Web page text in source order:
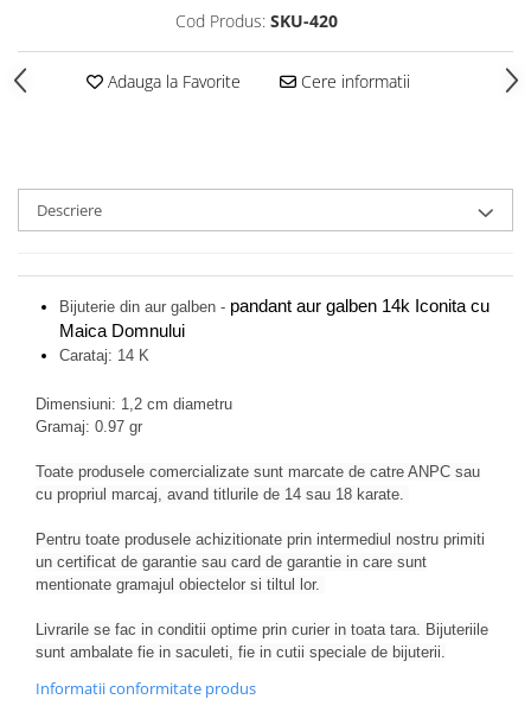
Cod Produs: SKU-420
Adauga la Favorite Cere informatii
Descriere
Bijuterie din aur galben - pandant aur galben 14k Iconita cu
Maica Domnului
Carataj: 14 K
Dimensiuni: 1,2 cm diametru
Gramaj: 0.97 gr
Toate produsele comercializate sunt marcate de catre ANPC sau
cu propriul marcaj, avand titlurile de 14 sau 18 karate.
Pentru toate produsele achizitionate prin intermediul nostru primiti
un certificat de garantie sau card de garantie in care sunt
mentionate gramajul obiectelor si tiltul lor.
Livrarile se fac in conditii optime prin curier in toata tara. Bijuteriile
sunt ambalate fie in saculeti, fie in cutii speciale de bijuterii.
Informatii conformitate produs